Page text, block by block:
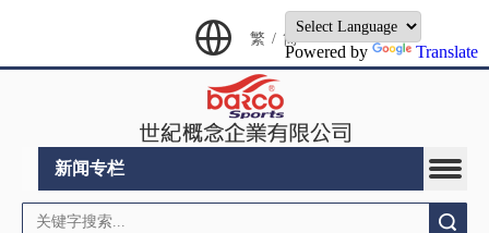
Powered by Translate
繁 / 简
新闻专栏